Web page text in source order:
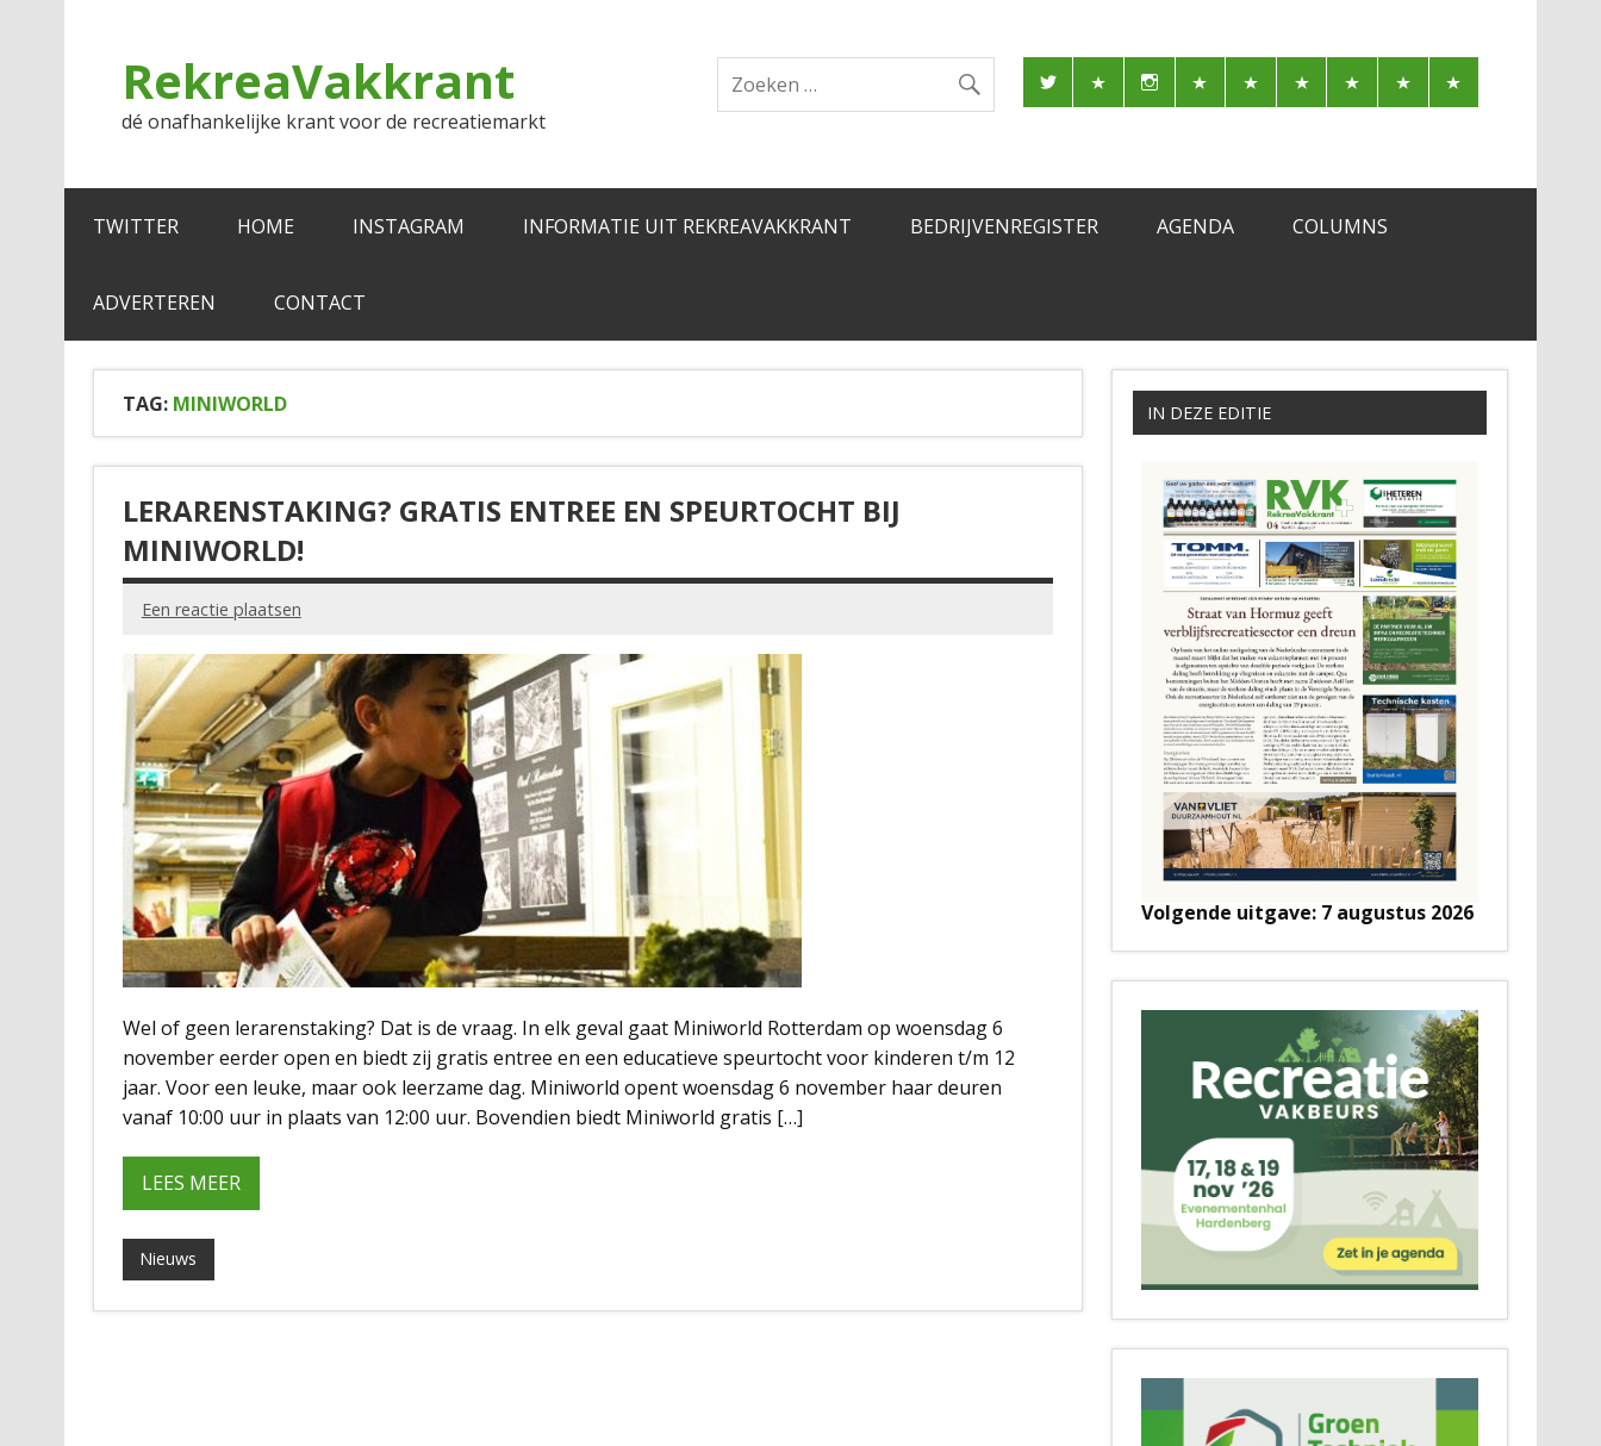
RekreaVakkrant
dé onafhankelijke krant voor de recreatiemarkt
TWITTER HOME INSTAGRAM INFORMATIE UIT REKREAVAKKRANT BEDRIJVENREGISTER AGENDA COLUMNS
ADVERTEREN CONTACT
TAG: MINIWORLD
LERARENSTAKING? GRATIS ENTREE EN SPEURTOCHT BIJ
MINIWORLD!
Een reactie plaatsen
Wel of geen lerarenstaking? Dat is de vraag. In elk geval gaat Miniworld Rotterdam op woensdag 6
november eerder open en biedt zij gratis entree en een educatieve speurtocht voor kinderen t/m 12
jaar. Voor een leuke, maar ook leerzame dag. Miniworld opent woensdag 6 november haar deuren
vanaf 10:00 uur in plaats van 12:00 uur. Bovendien biedt Miniworld gratis […]
LEES MEER
Nieuws
IN DEZE EDITIE
Volgende uitgave: 7 augustus 2026